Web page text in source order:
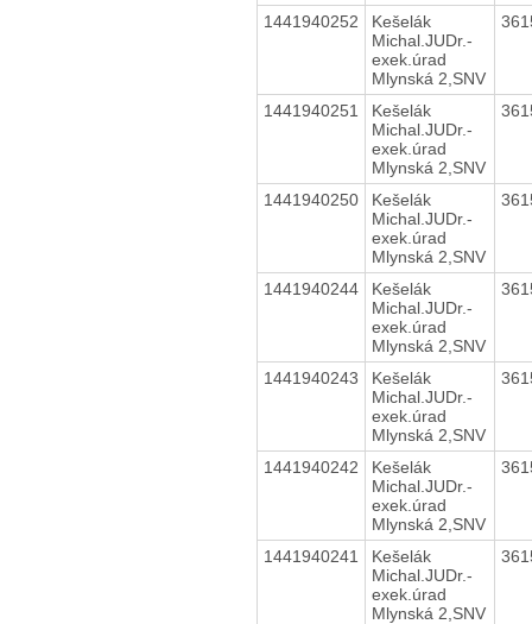
1441940252
Kešelák
Michal.JUDr.-
exek.úrad
Mlynská 2,SNV
1441940251
Kešelák
Michal.JUDr.-
exek.úrad
Mlynská 2,SNV
1441940250
Kešelák
Michal.JUDr.-
exek.úrad
Mlynská 2,SNV
1441940244
Kešelák
Michal.JUDr.-
exek.úrad
Mlynská 2,SNV
1441940243
Kešelák
Michal.JUDr.-
exek.úrad
Mlynská 2,SNV
1441940242
Kešelák
Michal.JUDr.-
exek.úrad
Mlynská 2,SNV
1441940241
Kešelák
Michal.JUDr.-
exek.úrad
Mlynská 2,SNV